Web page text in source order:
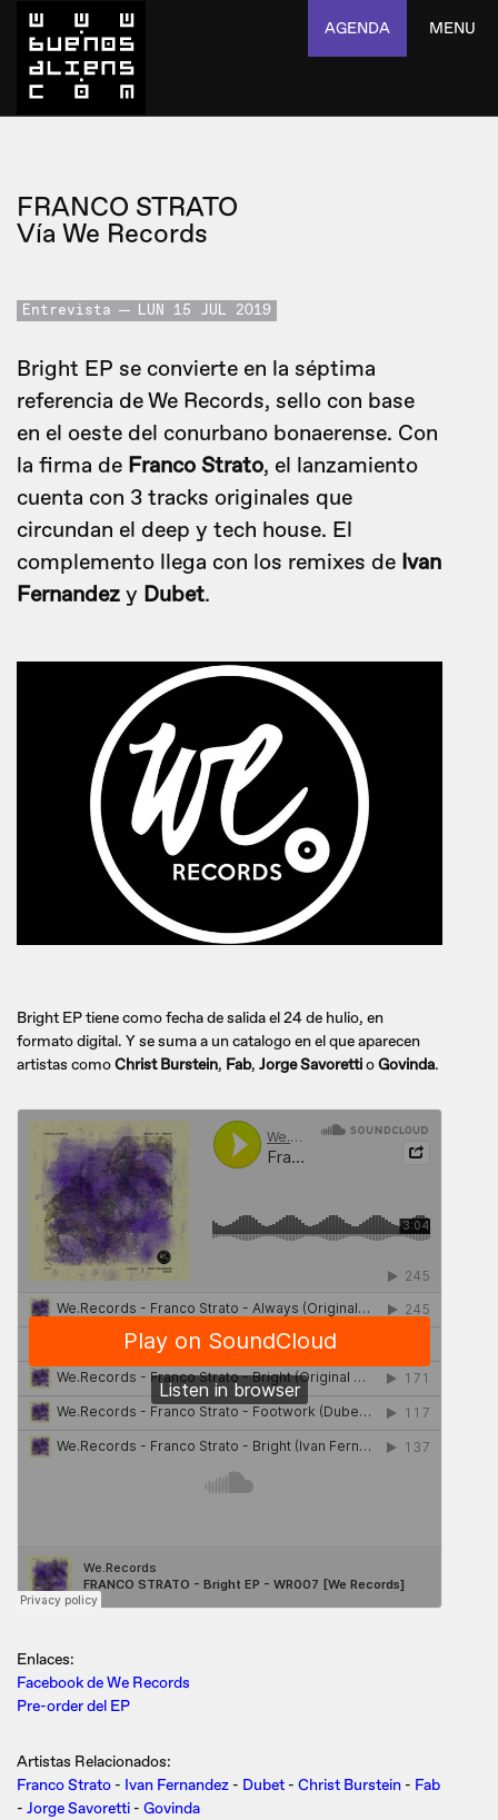
AGENDA MENU
FRANCO STRATO
Vía We Records
Entrevista LUN 15 JUL 2019
Bright EP se convierte en la séptima
referencia de We Records, sello con base
en el oeste del conurbano bonaerense. Con
la firma de Franco Strato, el lanzamiento
cuenta con 3 tracks originales que
circundan el deep y tech house. El
complemento llega con los remixes de Ivan
Fernandez y Dubet.
Bright EP tiene como fecha de salida el 24 de hulio, en
formato digital. Y se suma a un catalogo en el que aparecen
artistas comoChrist Burstein, Fab, Jorge SavorettioGovinda.
Enlaces:
Facebook de We Records
Pre-order del EP
Artistas Relacionados:
Franco Strato - Ivan Fernandez - Dubet - Christ Burstein - Fab
- Jorge Savoretti - Govinda